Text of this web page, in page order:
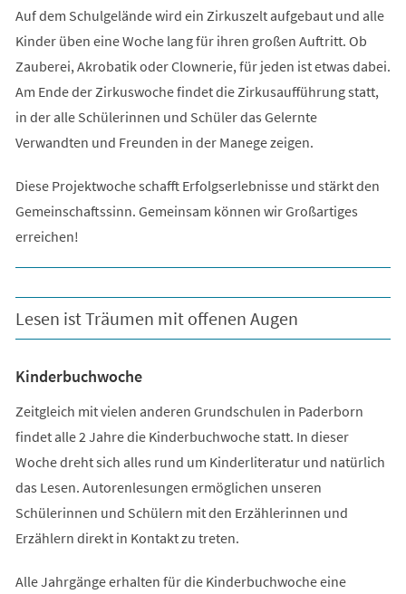
Auf dem Schulgelände wird ein Zirkuszelt aufgebaut und alle
Kinder üben eine Woche lang für ihren großen Auftritt. Ob
Zauberei, Akrobatik oder Clownerie, für jeden ist etwas dabei.
Am Ende der Zirkuswoche findet die Zirkusaufführung statt,
in der alle Schülerinnen und Schüler das Gelernte
Verwandten und Freunden in der Manege zeigen.
Diese Projektwoche schafft Erfolgserlebnisse und stärkt den
Gemeinschaftssinn. Gemeinsam können wir Großartiges
erreichen!
Lesen ist Träumen mit offenen Augen
Kinderbuchwoche
Zeitgleich mit vielen anderen Grundschulen in Paderborn
findet alle 2 Jahre die Kinderbuchwoche statt. In dieser
Woche dreht sich alles rund um Kinderliteratur und natürlich
das Lesen. Autorenlesungen ermöglichen unseren
Schülerinnen und Schülern mit den Erzählerinnen und
Erzählern direkt in Kontakt zu treten.
Alle Jahrgänge erhalten für die Kinderbuchwoche eine